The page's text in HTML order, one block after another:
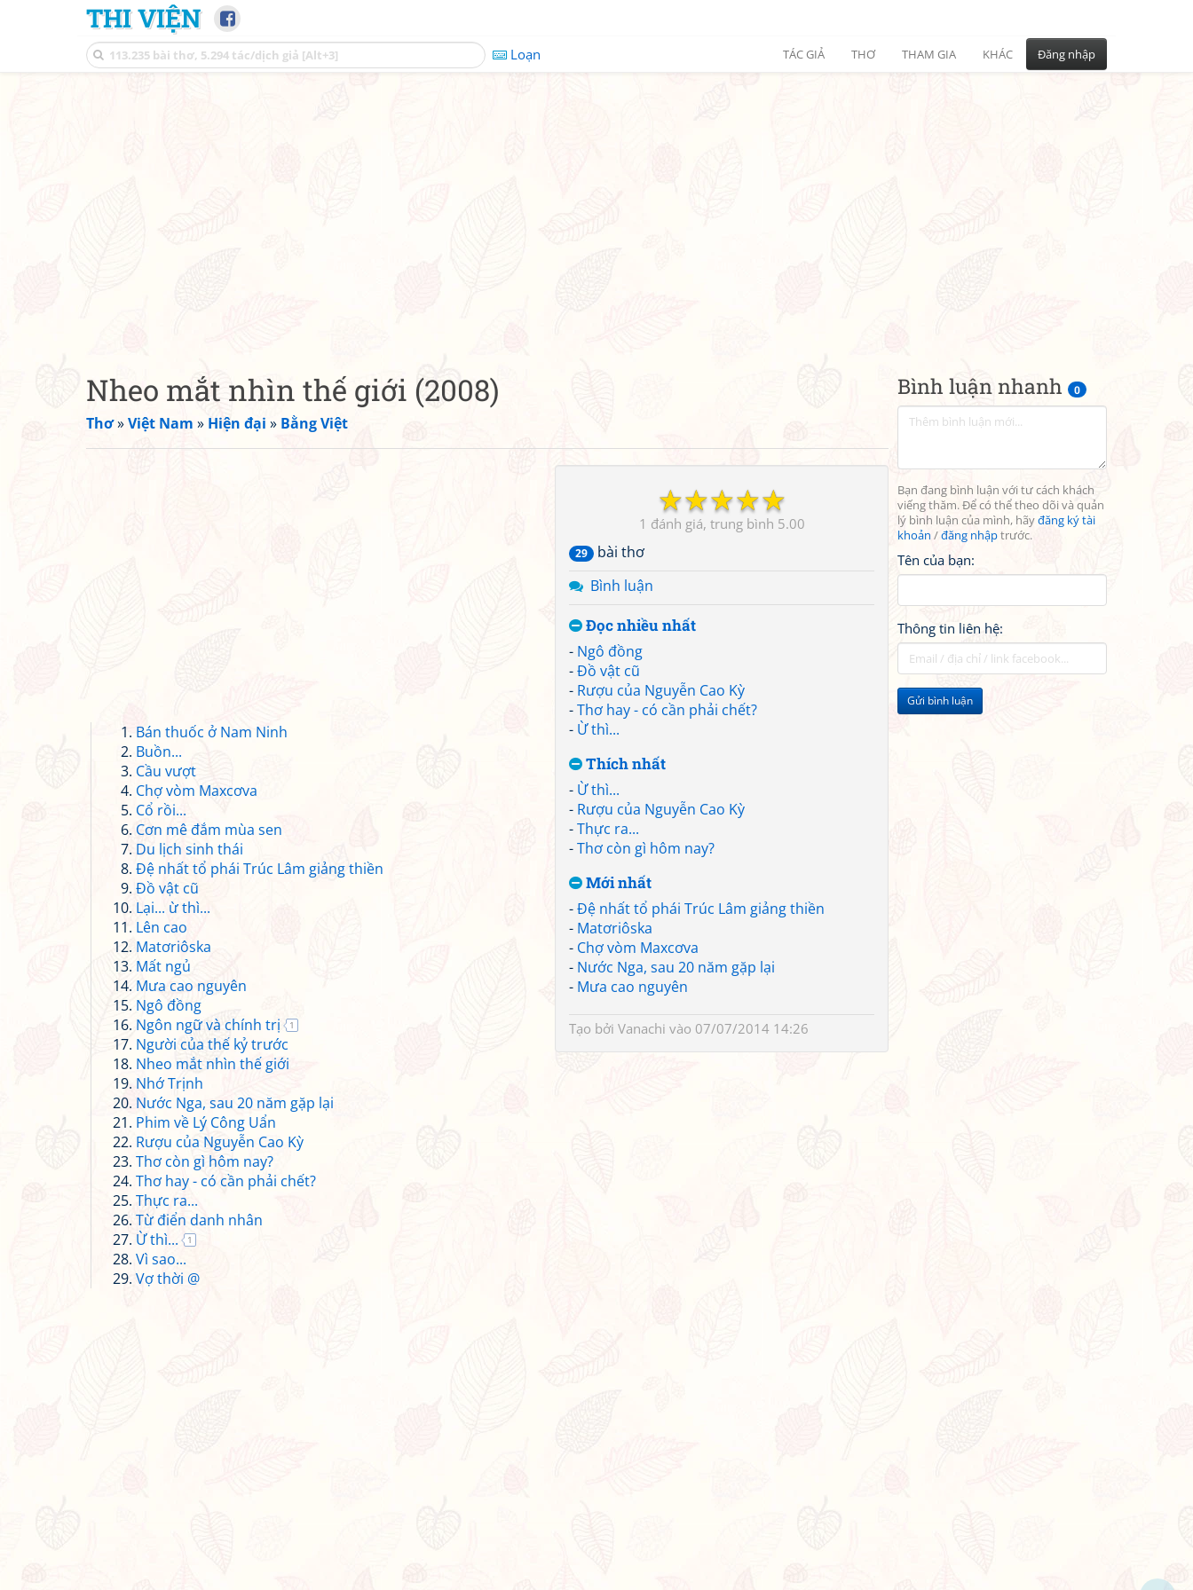
THI VIỆN
Loạn TÁC GIẢ THƠ THAM GIA KHÁC Đăng nhập
Bình luận nhanh 0
Bạn đang bình luận với tư cách khách
viếng thăm. Để có thể theo dõi và quản
lý bình luận của mình, hãyđăng ký tài
khoản /đăng nhậptrước.
Tên của bạn:
Thông tin liên hệ:
Gửi bình luận
Nheo mắt nhìn thế giới (2008)
Thơ»Việt Nam » Hiện đại » Bằng Việt
☆
☆
☆
☆
☆
1 5.00
29
bài thơ
Bình luận
Đọc nhiều nhất
- Ngô đồng
-Đồ vật cũ
- Rượu của Nguyễn Cao Kỳ
-Thơ hay - có cần phải chết?
- Ừ thì...
Thích nhất
- Ừ thì...
- Rượu của Nguyễn Cao Kỳ
-Thực ra...
-Thơ còn gì hôm nay?
Mới nhất
-Đệ nhất tổ phái Trúc Lâm giảng thiền
- Matơriôska
- Chợ vòm Maxcơva
- Nước Nga, sau 20 năm gặp lại
- Mưa cao nguyên
Tạo bởi Vanachi vào 07/07/2014 14:26
Bán thuốc ở Nam Ninh
Buồn...
Cầu vượt
Chợ vòm Maxcơva
Cổ rồi...
Cơn mê đắm mùa sen
Du lịch sinh thái
Đệ nhất tổ phái Trúc Lâm giảng thiền
Đồ vật cũ
Lại... ừ thì...
Lên cao
Matơriôska
Mất ngủ
Mưa cao nguyên
Ngô đồng
Ngôn ngữ và chính trị
1
Người của thế kỷ trước
Nheo mắt nhìn thế giới
Nhớ Trịnh
Nước Nga, sau 20 năm gặp lại
Phim về Lý Công Uẩn
Rượu của Nguyễn Cao Kỳ
Thơ còn gì hôm nay?
Thơ hay - có cần phải chết?
Thực ra...
Từ điển danh nhân
Ừ thì...
1
Vì sao...
Vợ thời @